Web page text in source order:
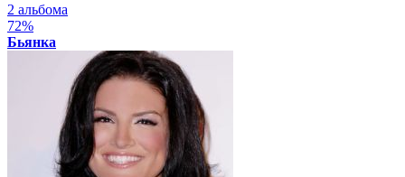
2 альбома
72%
Бьянка